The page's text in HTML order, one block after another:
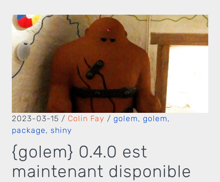
2023-03-15 / Colin Fay / golem, golem,
package, shiny
{golem} 0.4.0 est
maintenant disponible